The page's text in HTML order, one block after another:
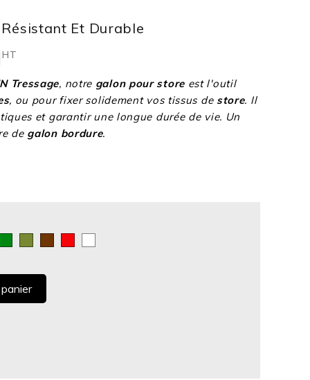
Et Durable
HT
Tressage, notre galon pour storeest l'outil
, ou pour fixer solidement vos tissus de store. Il
et garantir une longue durée de vie. Un
de galon bordure.